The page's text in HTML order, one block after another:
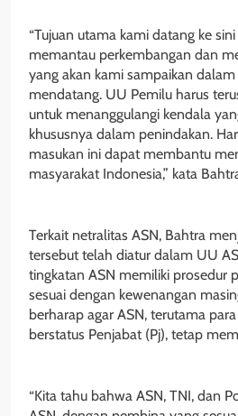
“Tujuan utama kami datang ke
memantau perkembangan dan
yang akan kami sampaikan
mendatang. UU Pemilu harus
untuk menanggulangi kendala
khususnya dalam penindakan.
masukan ini dapat membantu
masyarakat Indonesia,” kata
Terkait netralitas ASN, Bahtra
tersebut telah diatur dalam UU
tingkatan ASN memiliki prosedur
sesuai dengan kewenangan
berharap agar ASN, terutama
berstatus Penjabat (Pj), tetap
“Kita tahu bahwa ASN, TNI, dan